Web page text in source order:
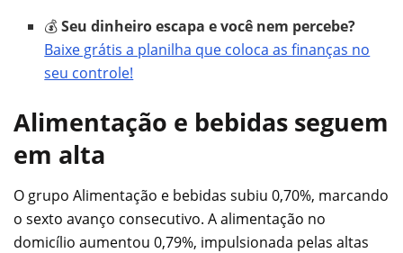
💰Seu dinheiro escapa e você nem percebe?
Baixe grátis a planilha que coloca as finanças no
seu controle!
Alimentação e bebidas seguem
em alta
O grupo Alimentação e bebidas subiu 0,70%, marcando
o sexto avanço consecutivo. A alimentação no
domicílio aumentou 0,79%, impulsionada pelas altas